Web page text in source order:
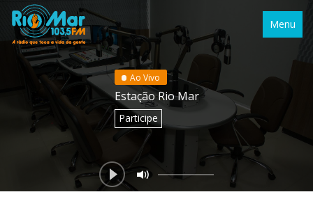
Menu
Ao Vivo
Estação Rio Mar
Participe